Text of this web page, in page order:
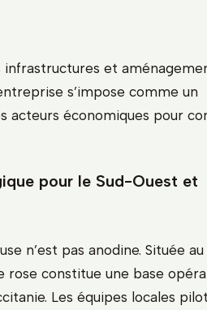
infrastructures et
s’impose comme un
acteurs économiques pour
pour le Sud-Ouest et
n’est pas anodine. Située
rose constitue une base
Les équipes locales